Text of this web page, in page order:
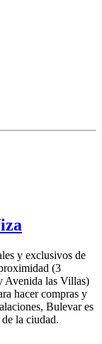
y exclusivos de
(3
Avenida las Villas)
hacer compras y
Bulevar es
la ciudad.